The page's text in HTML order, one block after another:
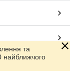
та
найближчого